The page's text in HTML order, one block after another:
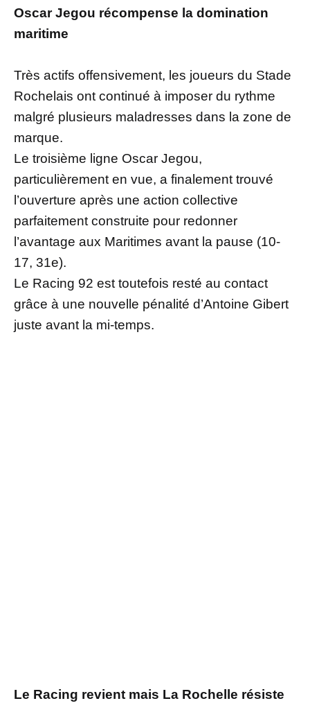
Oscar Jegou récompense la domination
maritime
Très actifs offensivement, les joueurs du Stade
Rochelais ont continué à imposer du rythme
malgré plusieurs maladresses dans la zone de
marque.
Le troisième ligne Oscar Jegou,
particulièrement en vue, a finalement trouvé
l’ouverture après une action collective
parfaitement construite pour redonner
l’avantage aux Maritimes avant la pause (10-
17, 31e).
Le Racing 92 est toutefois resté au contact
grâce à une nouvelle pénalité d’Antoine Gibert
juste avant la mi-temps.
Le Racing revient mais La Rochelle résiste